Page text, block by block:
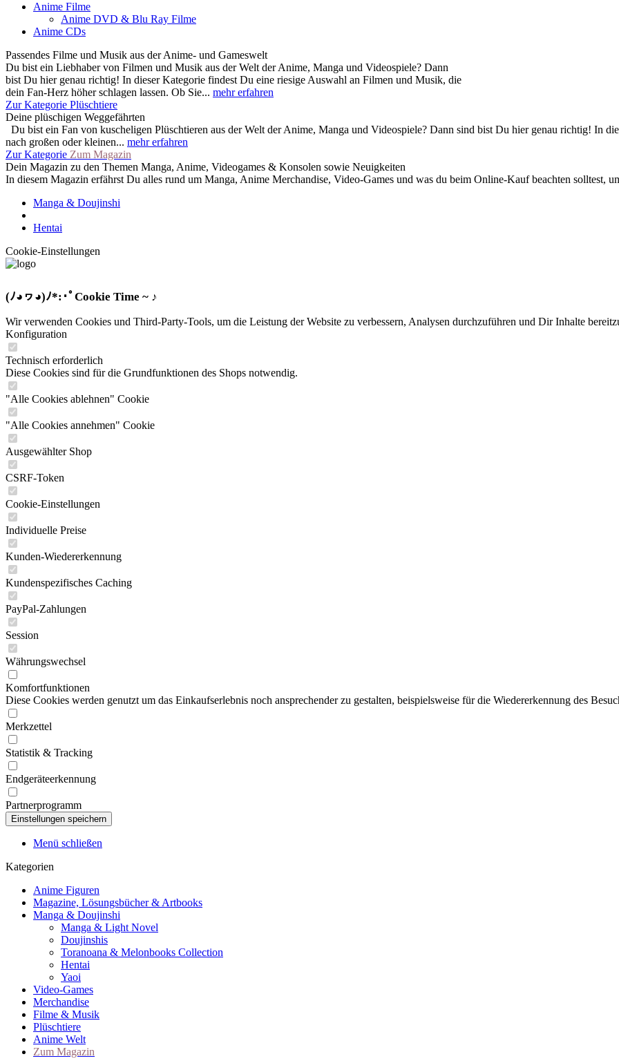
Anime Filme
Anime DVD & Blu Ray Filme
Anime CDs
Passendes Filme und Musik aus der Anime- und Gameswelt
Du bist ein Liebhaber von Filmen und Musik aus der Welt der Anime, Manga und Videospiele? Dann
bist Du hier genau richtig! In dieser Kategorie findest Du eine riesige Auswahl an Filmen und Musik, die
dein Fan-Herz höher schlagen lassen. Ob Sie... mehr erfahren
Zur Kategorie Plüschtiere
Deine plüschigen Weggefährten
Du bist ein Fan von kuscheligen Plüschtieren aus der Welt der Anime, Manga und Videospiele? Dann sind bist Du hier genau richtig! In
nach großen oder kleinen... mehr erfahren
Zur Kategorie Zum Magazin
Dein Magazin zu den Themen Manga, Anime, Videogames & Konsolen sowie Neuigkeiten
In diesem Magazin erfährst Du alles rund um Manga, Anime Merchandise, Video-Games und was du beim Online-Kauf beachten solltest,
Manga & Doujinshi
Hentai
Cookie-Einstellungen
(ﾉ◕ヮ◕)ﾉ*:･ﾟCookie Time ~ ♪
Wir verwenden Cookies und Third-Party-Tools, um die Leistung der Website zu verbessern, Analysen durchzuführen und Dir Inhalte
Konfiguration
Technisch erforderlich
Diese Cookies sind für die Grundfunktionen des Shops notwendig.
"Alle Cookies ablehnen" Cookie
"Alle Cookies annehmen" Cookie
Ausgewählter Shop
CSRF-Token
Cookie-Einstellungen
Individuelle Preise
Kunden-Wiedererkennung
Kundenspezifisches Caching
PayPal-Zahlungen
Session
Währungswechsel
Komfortfunktionen
Diese Cookies werden genutzt um das Einkaufserlebnis noch ansprechender zu gestalten, beispielsweise für die Wiedererkennung des
Merkzettel
Statistik & Tracking
Endgeräteerkennung
Partnerprogramm
Menü schließen
Kategorien
Anime Figuren
Magazine, Lösungsbücher & Artbooks
Manga & Doujinshi
Manga & Light Novel
Doujinshis
Toranoana & Melonbooks Collection
Hentai
Yaoi
Video-Games
Merchandise
Filme & Musik
Plüschtiere
Anime Welt
Zum Magazin